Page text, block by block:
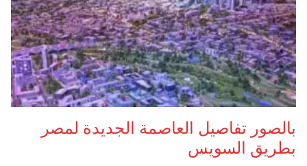
بالصور تفاصيل العاصمة الجديدة لمصر
بطريق السويس